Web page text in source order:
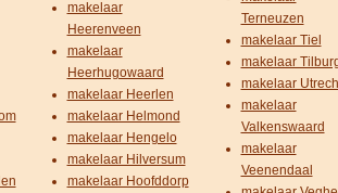
makelaar
Heerenveen
makelaar
Heerhugowaard
makelaar Heerlen
makelaar Helmond
makelaar Hengelo
makelaar Hilversum
makelaar Hoofddorp
Terneuzen
makelaar Tiel
makelaar
makelaar
makelaar
Valkenswaard
makelaar
Veenendaal